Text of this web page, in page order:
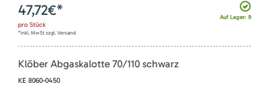
Auf Lager: 9
47,72€*
pro Stück
*inkl. MwSt zzgl. Versand
Klöber Abgaskalotte 70/110 schwarz
KE 8060-0450